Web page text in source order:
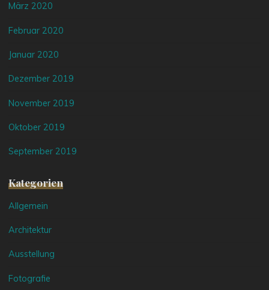
März 2020
Februar 2020
Januar 2020
Dezember 2019
November 2019
Oktober 2019
September 2019
Kategorien
Allgemein
Architektur
Ausstellung
Fotografie